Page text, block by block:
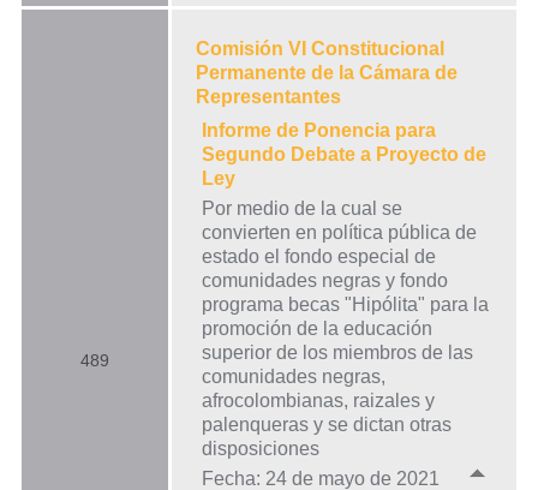
489
Comisión VI Constitucional
Permanente de la Cámara de
Representantes
Informe de Ponencia para
Segundo Debate a Proyecto de
Ley
Por medio de la cual se
convierten en política pública de
estado el fondo especial de
comunidades negras y fondo
programa becas "Hipólita" para la
promoción de la educación
superior de los miembros de las
comunidades negras,
afrocolombianas, raizales y
palenqueras y se dictan otras
disposiciones
Fecha: 24 de mayo de 2021